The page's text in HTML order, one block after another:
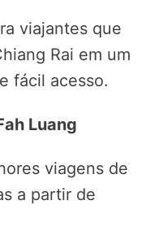
viajantes que
Rai em um
fácil acesso.
Luang
viagens de
a partir de